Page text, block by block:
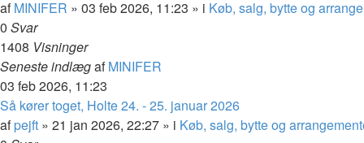
afMINIFER » 03 feb 2026, 11:23 » i Køb, salg, bytte og
0 Svar
1408 Visninger
Seneste indlægafMINIFER
03 feb 2026, 11:23
Så kører toget, Holte 24. - 25. januar 2026
afpejft » 21 jan 2026, 22:27 » i Køb, salg, bytte og